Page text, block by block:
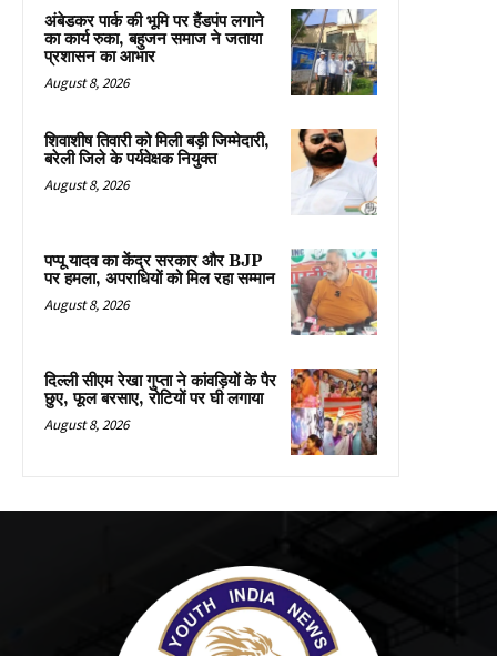
अंबेडकर पार्क की भूमि पर हैंडपंप लगाने
का कार्य रुका, बहुजन समाज ने जताया
प्रशासन का आभार
August 8, 2026
शिवाशीष तिवारी को मिली बड़ी जिम्मेदारी,
बरेली जिले के पर्यवेक्षक नियुक्त
August 8, 2026
पप्पू यादव का केंद्र सरकार और BJP
पर हमला, अपराधियों को मिल रहा सम्मान
August 8, 2026
दिल्ली सीएम रेखा गुप्ता ने कांवड़ियों के पैर
छुए, फूल बरसाए, रोटियों पर घी लगाया
August 8, 2026